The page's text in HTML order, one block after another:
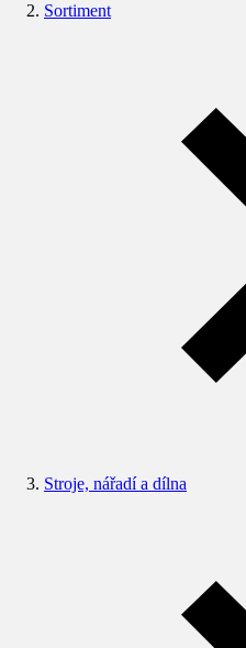
Sortiment
Stroje, nářadí a dílna